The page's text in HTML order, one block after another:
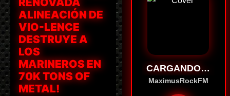
ALINEACIÓN DE
VIO-LENCE
DESTRUYE A
LOS
MARINEROS EN
70K TONS OF
METAL!
CARGANDO…
MaximusRockFM